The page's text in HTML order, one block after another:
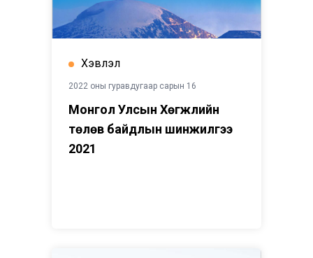
Хэвлэл
2022 оны гуравдугаар сарын 16
Монгол Улсын Хөгжлийн
төлөв байдлын шинжилгээ
2021